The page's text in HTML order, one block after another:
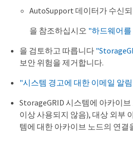
AutoSupport 데이터가 수신
을 참조하십시오 "하드웨어
을 검토하고 따릅니다
보안 위험을 제거합니다.
"시스템 경고에 대한 이메일 알
StorageGRID 시스템에 아카이
이상 사용되지 않음), 대상 외부
템에 대한 아카이브 노드의 연결